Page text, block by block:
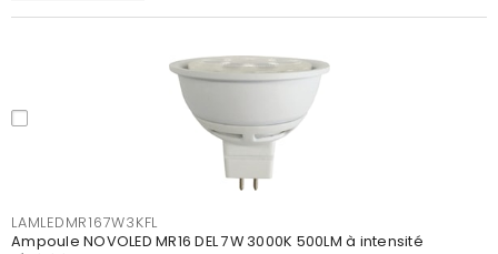
LAMLEDMR167W3KFL
Ampoule NOVOLED MR16 DEL 7W 3000K 500LM à intensité